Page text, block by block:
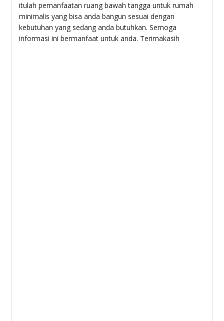
itulah pemanfaatan ruang bawah tangga untuk rumah
minimalis yang bisa anda bangun sesuai dengan
kebutuhan yang sedang anda butuhkan. Semoga
informasi ini bermanfaat untuk anda. Terimakasih